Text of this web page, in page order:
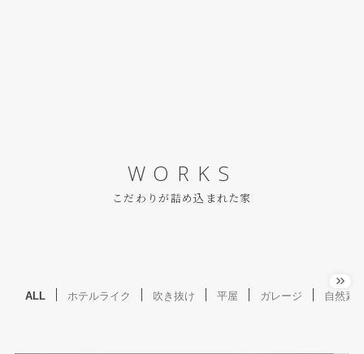
WORKS
こだわりが詰め込まれた家
ALL ホテルライク 吹き抜け 平屋 ガレージ 自然素